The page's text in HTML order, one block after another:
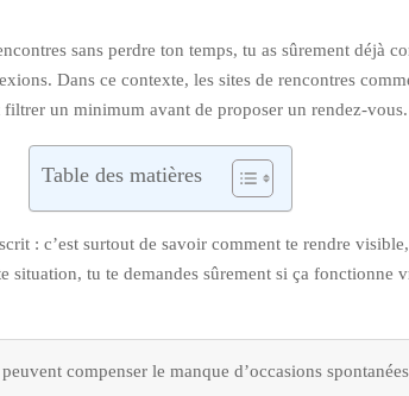
sans perdre ton temps, tu as sûrement déjà
Dans ce contexte, les sites de rencontres
un minimum avant de proposer un rendez-vous.
Table des matières
: c’est surtout de savoir comment te rendre
situation, tu te demandes sûrement si ça
compenser le manque d’occasions